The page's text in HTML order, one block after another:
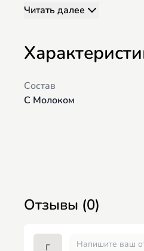
Читать далее
Состав
С Молоком
Отзывы (0)
Г